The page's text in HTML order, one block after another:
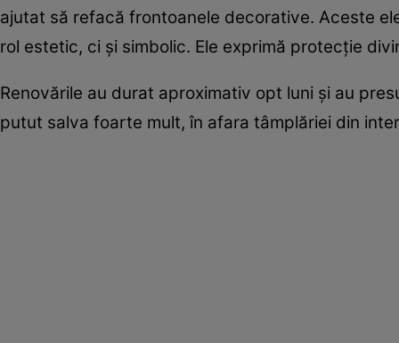
ajutat să refacă frontoanele decorative. Aceste
rol estetic, ci și simbolic. Ele exprimă protecție
Renovările au durat aproximativ opt luni și au
putut salva foarte mult, în afara tâmplăriei din